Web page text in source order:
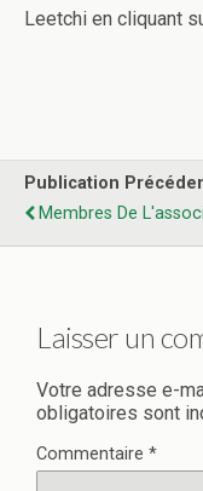
Leetchi en cliquant
Publication
Membres De
Laisser un
Votre adresse e-
obligatoires sont
Commentaire *